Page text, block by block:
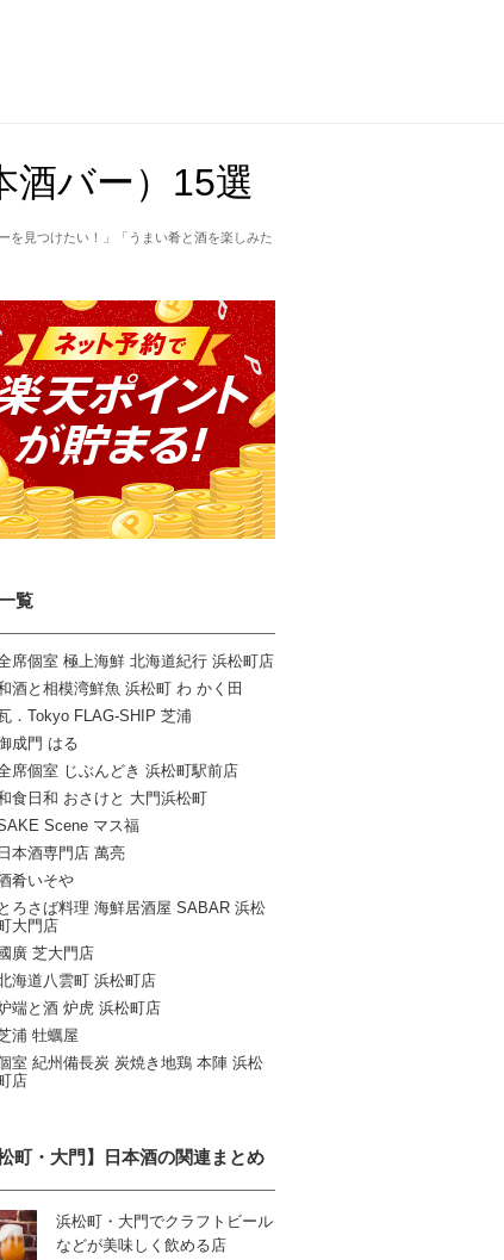
酒バー）15選
を見つけたい！」「うまい肴と酒を楽しみた
覧
席個室 極上海鮮 北海道紀行 浜松町店
酒と相模湾鮮魚 浜松町 わ かく田
．Tokyo FLAG‐SHIP 芝浦
成門 はる
席個室 じぶんどき 浜松町駅前店
食日和 おさけと 大門浜松町
Scene マス福
日本酒専門店 萬亮
肴いそや
とろさば料理 海鮮居酒屋 SABAR 浜松
大門店
國廣 芝大門店
海道八雲町 浜松町店
端と酒 炉虎 浜松町店
浦 牡蠣屋
室 紀州備長炭 炭焼き地鶏 本陣 浜松
店
松町・大門】日本酒の関連まとめ
浜松町・大門でクラフトビール
などが美味しく飲める店